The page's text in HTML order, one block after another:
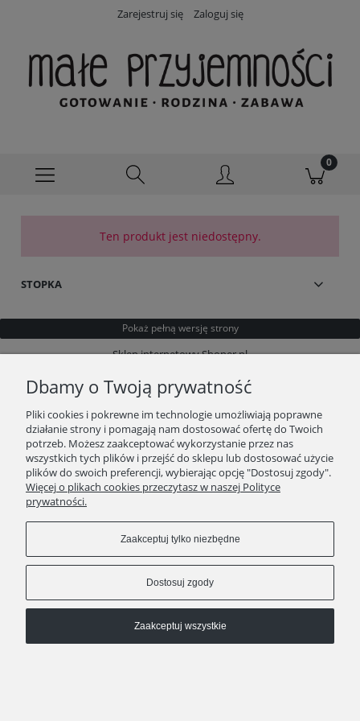
Zarejestruj się Zaloguj się
Ten produkt jest niedostępny.
STOPKA
Pokaż pełną wersję strony
Sklep internetowy Shoper.pl
Dbamy o Twoją prywatność
Pliki cookies i pokrewne im technologie umożliwiają poprawne
działanie strony i pomagają nam dostosować ofertę do Twoich
potrzeb. Możesz zaakceptować wykorzystanie przez nas
wszystkich tych plików i przejść do sklepu lub dostosować użycie
plików do swoich preferencji, wybierając opcję "Dostosuj zgody".
Więcej o plikach cookies przeczytasz w naszej Polityce
prywatności.
Zaakceptuj tylko niezbędne
Dostosuj zgody
Zaakceptuj wszystkie